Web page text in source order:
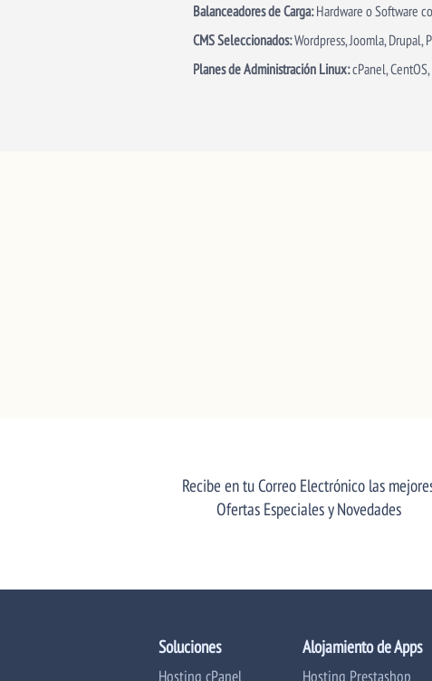
Balanceadores de Carga:Hardware o Software
CMS Seleccionados:Wordpress, Joomla, Drupal,
Planes de Administración Linux:cPanel,
Recibe en tu Correo Electrónico las
Ofertas Especiales y Novedades
Soluciones
Hosting cPanel
Alojamiento de Apps
Hosting Prestashop